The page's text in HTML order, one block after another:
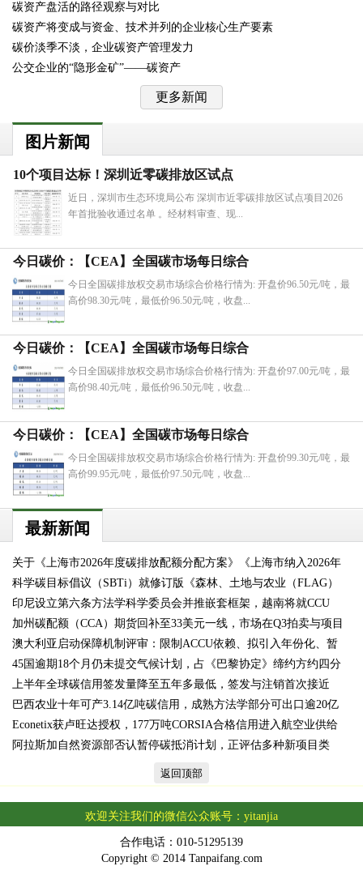
碳资产盘活的路径观察与对比
碳资产将变成与资金、技术并列的企业核心生产要素
碳价淡季不淡，企业碳资产管理发力
公交企业的“隐形金矿”——碳资产
更多新闻
图片新闻
10个项目达标！深圳近零碳排放区试点
近日，深圳市生态环境局公布 深圳市近零碳排放区试点项目2026
年首批验收通过名单 。经材料审查、现...
今日碳价：【CEA】全国碳市场每日综合
今日全国碳排放权交易市场综合价格行情为: 开盘价96.50元/吨，最
高价98.30元/吨，最低价96.50元/吨，收盘...
今日碳价：【CEA】全国碳市场每日综合
今日全国碳排放权交易市场综合价格行情为: 开盘价97.00元/吨，最
高价98.40元/吨，最低价96.50元/吨，收盘...
今日碳价：【CEA】全国碳市场每日综合
今日全国碳排放权交易市场综合价格行情为: 开盘价99.30元/吨，最
高价99.95元/吨，最低价97.50元/吨，收盘...
最新新闻
关于《上海市2026年度碳排放配额分配方案》《上海市纳入2026年
科学碳目标倡议（SBTi）就修订版《森林、土地与农业（FLAG）
标
印尼设立第六条方法学科学委员会并推嵌套框架，越南将就CCU
加州碳配额（CCA）期货回补至33美元一线，市场在Q3拍卖与项目
更
澳大利亚启动保障机制评审：限制ACCU依赖、拟引入年份化、暂
不
45国逾期18个月仍未提交气候计划，占《巴黎协定》缔约方约四分
上半年全球碳信用签发量降至五年多最低，签发与注销首次接近
巴西农业十年可产3.14亿吨碳信用，成熟方法学部分可出口逾20亿
Econetix获卢旺达授权，177万吨CORSIA合格信用进入航空业供给
池
阿拉斯加自然资源部否认暂停碳抵消计划，正评估多种新项目类
返回顶部
欢迎关注我们的微信公众账号：yitanjia
合作电话：010-51295139
Copyright © 2014 Tanpaifang.com